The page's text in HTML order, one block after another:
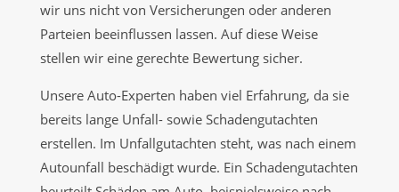
wir uns nicht von Versicherungen oder anderen
Parteien beeinflussen lassen. Auf diese Weise
stellen wir eine gerechte Bewertung sicher.
Unsere Auto-Experten haben viel Erfahrung, da sie
bereits lange Unfall- sowie Schadengutachten
erstellen. Im Unfallgutachten steht, was nach einem
Autounfall beschädigt wurde. Ein Schadengutachten